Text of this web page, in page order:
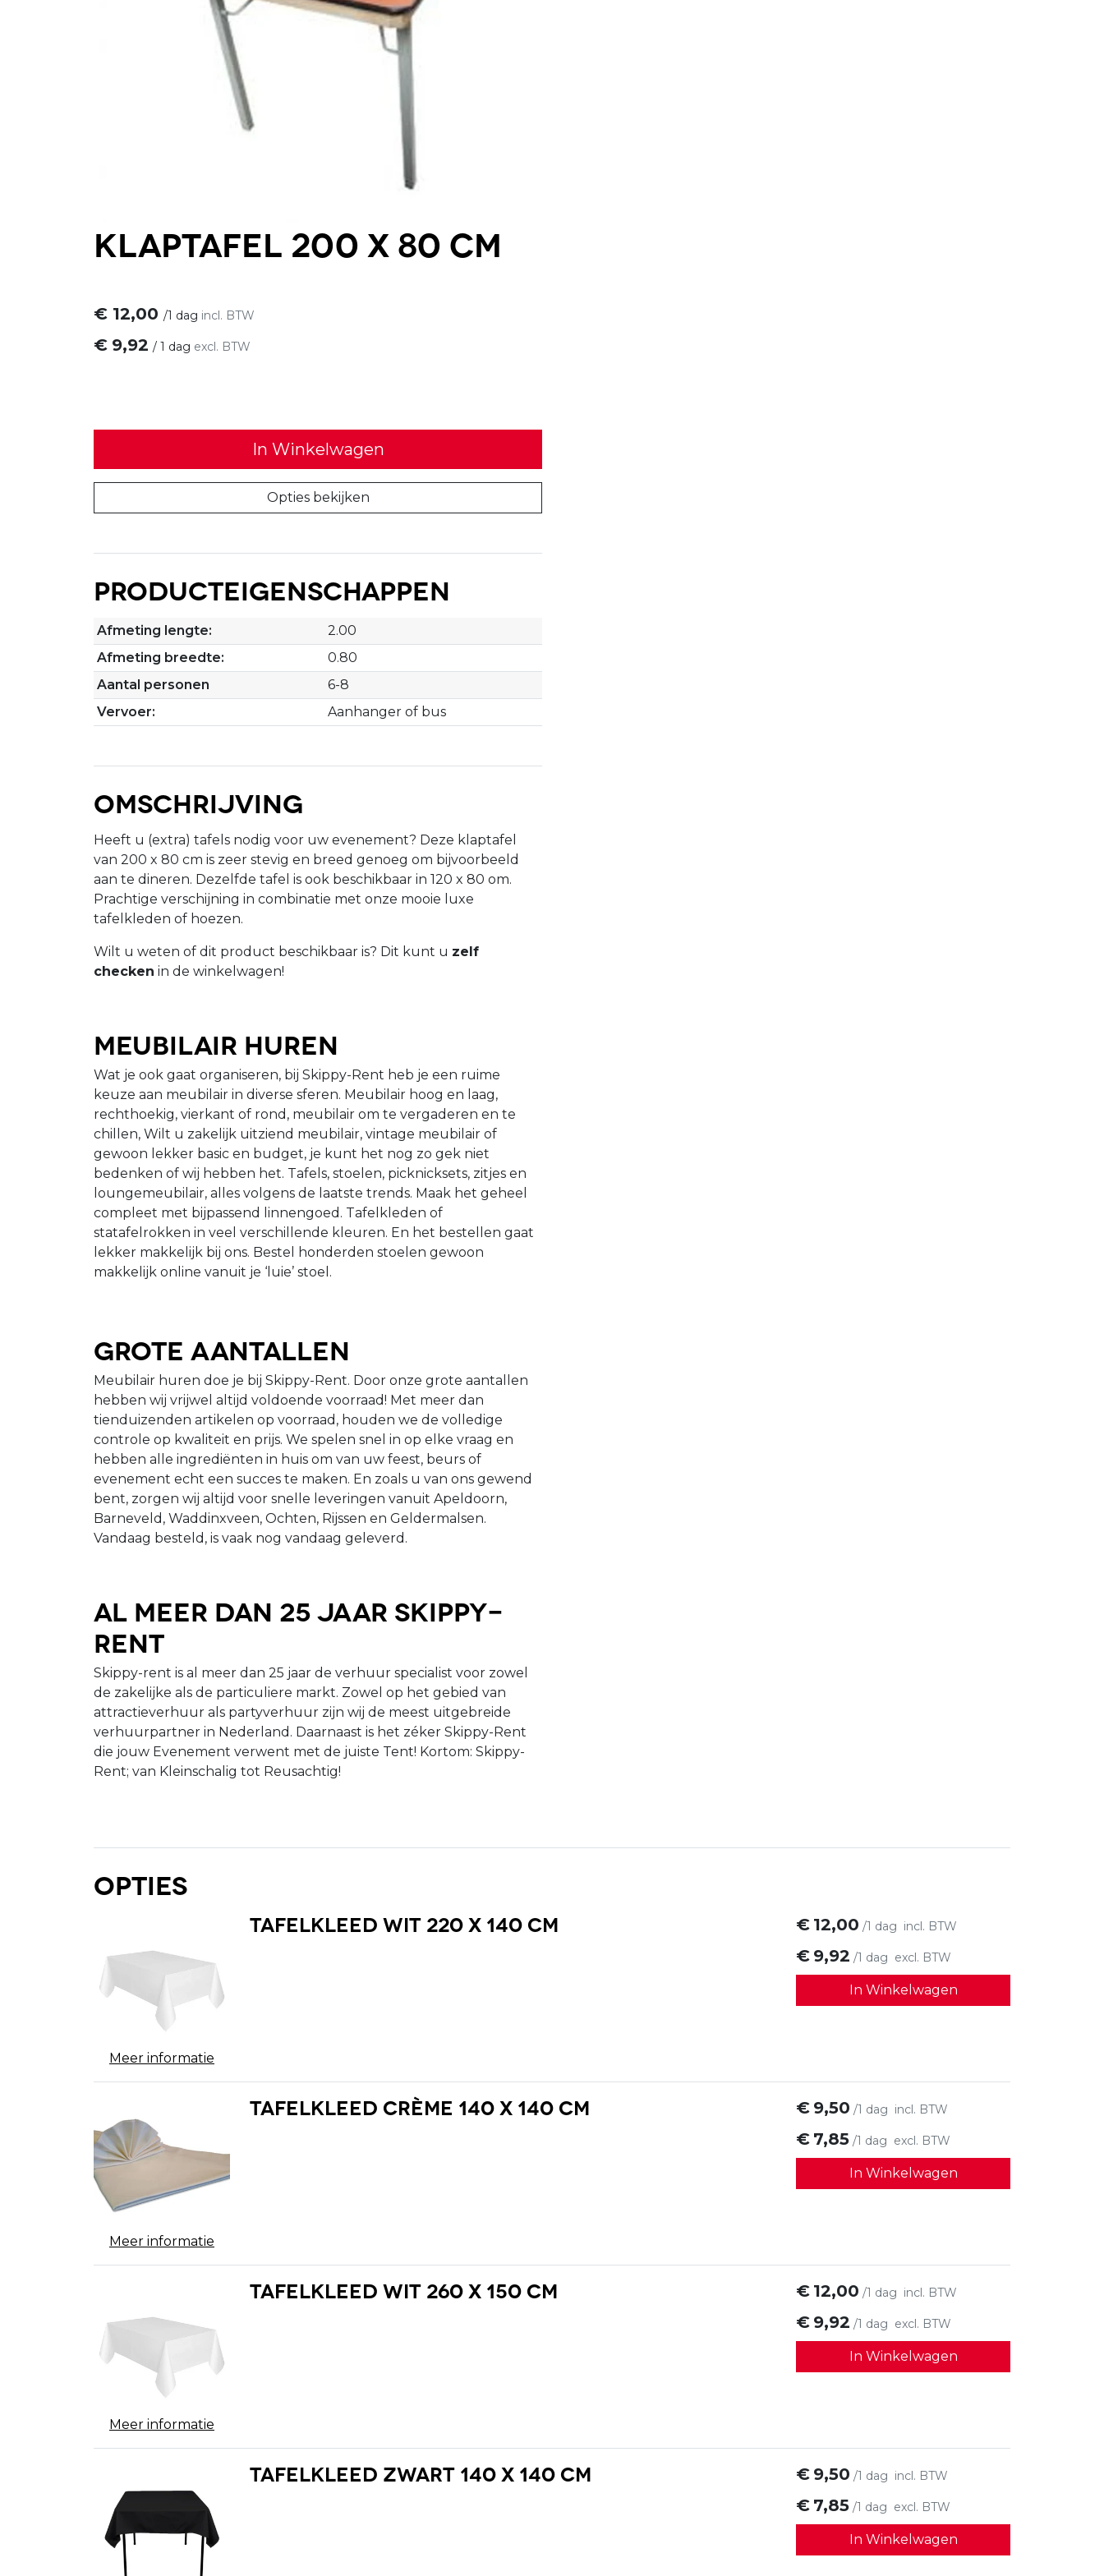
Klaptafel 200 x 80 cm
€ 12,00 /1 dag incl. BTW
€ 9,92 / 1 dag excl. BTW
In Winkelwagen
Opties bekijken
Producteigenschappen
Afmeting lengte:
2.00
Afmeting breedte:
0.80
Aantal personen
6-8
Vervoer:
Aanhanger of bus
Omschrijving
Heeft u (extra) tafels nodig voor uw evenement? Deze klaptafel
van 200 x 80 cm is zeer stevig en breed genoeg om bijvoorbeeld
aan te dineren. Dezelfde tafel is ook beschikbaar in 120 x 80 om.
Prachtige verschijning in combinatie met onze mooie luxe
tafelkleden of hoezen.
Wilt u weten of dit product beschikbaar is? Dit kunt u zelf
checken in de winkelwagen!
Meubilair huren
Wat je ook gaat organiseren, bij Skippy-Rent heb je een ruime
keuze aan meubilair in diverse sferen. Meubilair hoog en laag,
rechthoekig, vierkant of rond, meubilair om te vergaderen en te
chillen, Wilt u zakelijk uitziend meubilair, vintage meubilair of
gewoon lekker basic en budget, je kunt het nog zo gek niet
bedenken of wij hebben het. Tafels, stoelen, picknicksets, zitjes en
loungemeubilair, alles volgens de laatste trends. Maak het geheel
compleet met bijpassend linnengoed. Tafelkleden of
statafelrokken in veel verschillende kleuren. En het bestellen gaat
lekker makkelijk bij ons. Bestel honderden stoelen gewoon
makkelijk online vanuit je ‘luie’ stoel.
Grote aantallen
Meubilair huren doe je bij Skippy-Rent. Door onze grote aantallen
hebben wij vrijwel altijd voldoende voorraad! Met meer dan
tienduizenden artikelen op voorraad, houden we de volledige
controle op kwaliteit en prijs. We spelen snel in op elke vraag en
hebben alle ingrediënten in huis om van uw feest, beurs of
evenement echt een succes te maken. En zoals u van ons gewend
bent, zorgen wij altijd voor snelle leveringen vanuit Apeldoorn,
Barneveld, Waddinxveen, Ochten, Rijssen en Geldermalsen.
Vandaag besteld, is vaak nog vandaag geleverd.
Al meer dan 25 jaar Skippy-
Rent
Skippy-rent is al meer dan 25 jaar de verhuur specialist voor zowel
de zakelijke als de particuliere markt. Zowel op het gebied van
attractieverhuur als partyverhuur zijn wij de meest uitgebreide
verhuurpartner in Nederland. Daarnaast is het zéker Skippy-Rent
die jouw Evenement verwent met de juiste Tent! Kortom: Skippy-
Rent; van Kleinschalig tot Reusachtig!
Opties
Meer informatie
€ 12,00 /1 dag incl. BTW
€ 9,92 /1 dag excl. BTW
In Winkelwagen
Tafelkleed wit 220 x 140 cm
Meer informatie
€ 9,50 /1 dag incl. BTW
€ 7,85 /1 dag excl. BTW
In Winkelwagen
Tafelkleed crème 140 x 140 cm
Meer informatie
€ 12,00 /1 dag incl. BTW
€ 9,92 /1 dag excl. BTW
In Winkelwagen
Tafelkleed wit 260 x 150 cm
€ 9,50 /1 dag incl. BTW
€ 7,85 /1 dag excl. BTW
In Winkelwagen
Tafelkleed zwart 140 x 140 cm